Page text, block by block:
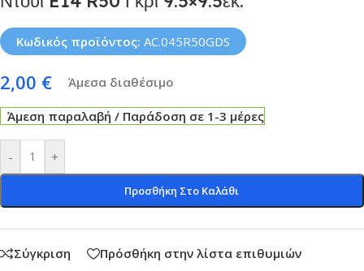
Κωδικός προϊόντος: AC.045R50GDS
2,00 € Άμεσα διαθέσιμο
Άμεση παραλαβή / Παράδοση σε 1-3 μέρες
- +
Προσθήκη Στο Καλάθι
Σύγκριση Πρόσθήκη στην λίστα επιθυμιών